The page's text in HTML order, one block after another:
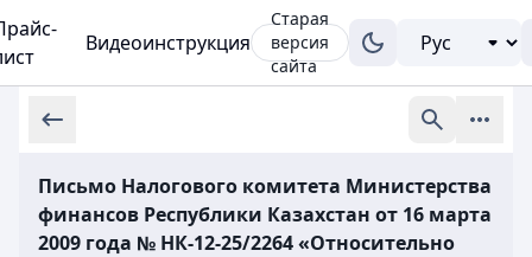
Видеоинструкция
Старая
версия
сайта
Письмо Налогового комитета Министерства
финансов Республики Казахстан от 16 марта
2009 года № НК-12-25/2264 «Относительно